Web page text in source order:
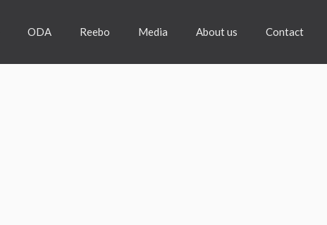
ODA Reebo Media About us Contact